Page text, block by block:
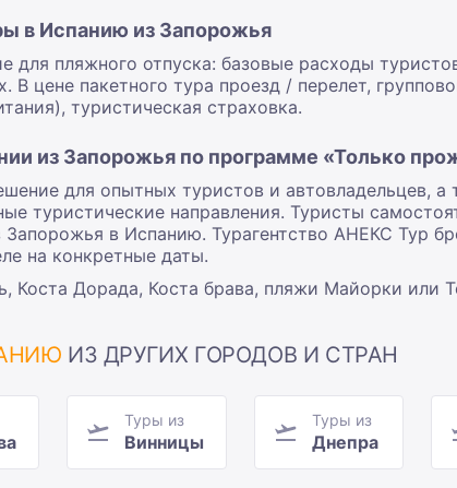
в Испанию из Запорожья
для пляжного отпуска: базовые расходы
В цене пакетного тура проезд / перелет,
туристическая страховка.
из Запорожья по программе «Только
для опытных туристов и автовладельцев,
туристические направления. Туристы
Запорожья в Испанию. Турагентство АНЕКС Тур
на конкретные даты.
Коста Дорада, Коста брава, пляжи Майорки или
ИЗ ДРУГИХ ГОРОДОВ И СТРАН
Туры из
Винницы
Туры из
Днепра